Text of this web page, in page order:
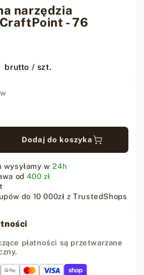
narzędzia
- 76
brutto / szt.
Dodaj do koszyka
wysyłamy w24h
od400 zł
do 10 000zł z TrustedShops
płatności są przetwarzane